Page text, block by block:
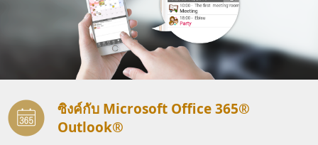
ซิงค์กับ Microsoft Office 365®
Outlook®